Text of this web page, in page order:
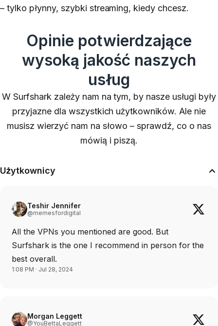
– tylko płynny, szybki streaming, kiedy chcesz.
Opinie potwierdzające
wysoką jakość naszych
usług
W Surfshark zależy nam na tym, by nasze usługi były
przyjazne dla wszystkich użytkowników. Ale nie
musisz wierzyć nam na słowo – sprawdź, co o nas
mówią i piszą.
Użytkownicy
Teshir Jennifer
@memesfordigital
All the VPNs you mentioned are good. But
Surfshark is the one I recommend in person for the
best overall.
1:08 PM · Jul 28, 2024
Morgan Leggett
@YouBettaLeggett